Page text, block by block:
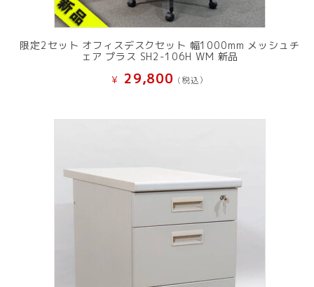
限定2セット オフィスデスクセット 幅1000mm メッシュチ
ェア プラス SH2-106H WM 新品
¥ 29,800 (税込）